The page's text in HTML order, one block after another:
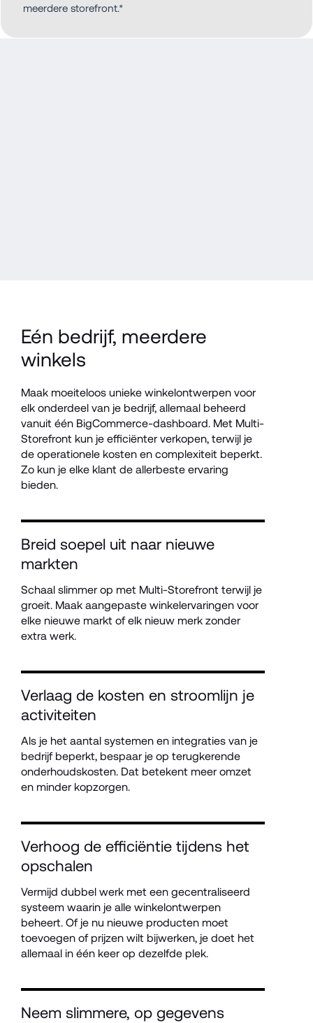
meerdere storefront.*
Eén bedrijf, meerdere
winkels
Maak moeiteloos unieke winkelontwerpen voor
elk onderdeel van je bedrijf, allemaal beheerd
vanuit één BigCommerce-dashboard. Met Multi-
Storefront kun je efficiënter verkopen, terwijl je
de operationele kosten en complexiteit beperkt.
Zo kun je elke klant de allerbeste ervaring
bieden.
Breid soepel uit naar nieuwe
markten
Schaal slimmer op met Multi-Storefront terwijl je
groeit. Maak aangepaste winkelervaringen voor
elke nieuwe markt of elk nieuw merk zonder
extra werk.
Verlaag de kosten en stroomlijn je
activiteiten
Als je het aantal systemen en integraties van je
bedrijf beperkt, bespaar je op terugkerende
onderhoudskosten. Dat betekent meer omzet
en minder kopzorgen.
Verhoog de efficiëntie tijdens het
opschalen
Vermijd dubbel werk met een gecentraliseerd
systeem waarin je alle winkelontwerpen
beheert. Of je nu nieuwe producten moet
toevoegen of prijzen wilt bijwerken, je doet het
allemaal in één keer op dezelfde plek.
Neem slimmere, op gegevens